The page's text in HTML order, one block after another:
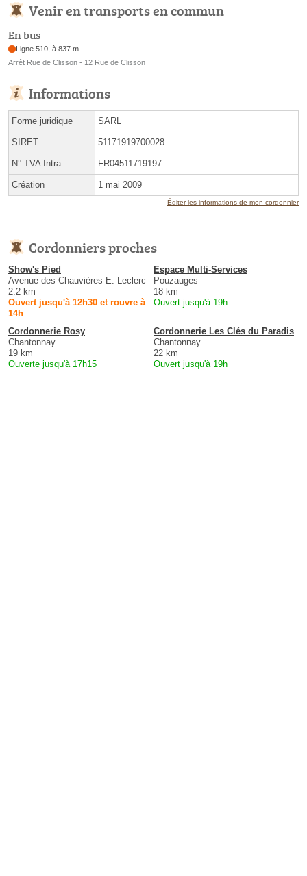
Venir en transports en commun
En bus
Ligne 510, à 837 m
Arrêt Rue de Clisson - 12 Rue de Clisson
Informations
Forme juridique SARL
SIRET 51171919700028
N° TVA Intra. FR04511719197
Création 1 mai 2009
Éditer les informations de mon cordonnier
Cordonniers proches
Show's Pied
Avenue des Chauvières E. Leclerc
2.2 km
Ouvert jusqu'à 12h30 et rouvre à
14h
Espace Multi-Services
Pouzauges
18 km
Ouvert jusqu'à 19h
Cordonnerie Rosy
Chantonnay
19 km
Ouverte jusqu'à 17h15
Cordonnerie Les Clés du Paradis
Chantonnay
22 km
Ouvert jusqu'à 19h